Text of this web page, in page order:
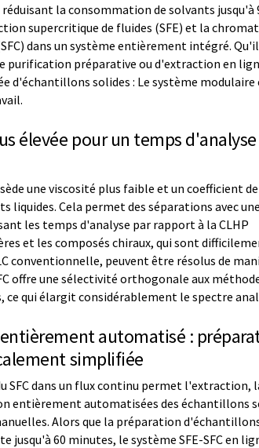
la consommation de solvants jusqu'à
supercritique de fluides (SFE) et la
dans un système entièrement intégré.
purification préparative ou d'extraction en
d'échantillons solides : Le système modulaire
élevée pour un temps
une viscosité plus faible et un coefficient
liquides. Cela permet des séparations avec
les temps d'analyse par rapport à la CLHP
et les composés chiraux, qui sont
conventionnelle, peuvent être résolus de
offre une sélectivité orthogonale aux
ce qui élargit considérablement le spectre
entièrement automatisé :
simplifiée
SFC dans un flux continu permet l'extraction,
entièrement automatisées des échantillons
Alors que la préparation
jusqu'à 60 minutes, le système SFE-SFC en